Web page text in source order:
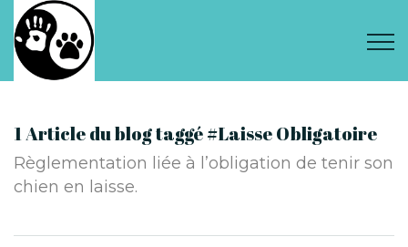
1 Article du blog taggé #Laisse Obligatoire
Règlementation liée à l’obligation de tenir son
chien en laisse.